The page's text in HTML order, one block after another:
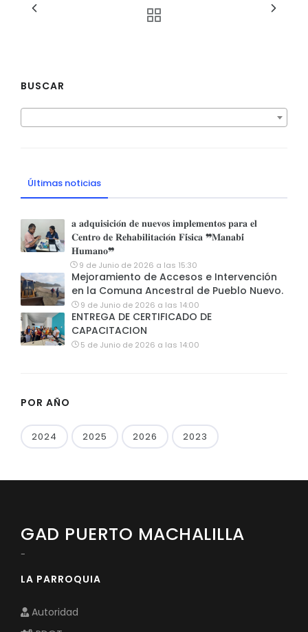
BUSCAR
Últimas noticias
𝐚 𝐚𝐝𝐪𝐮𝐢𝐬𝐢𝐜𝐢𝐨́𝐧 𝐝𝐞 𝐧𝐮𝐞𝐯𝐨𝐬 𝐢𝐦𝐩𝐥𝐞𝐦𝐞𝐧𝐭𝐨𝐬 𝐩𝐚𝐫𝐚 𝐞𝐥
𝐂𝐞𝐧𝐭𝐫𝐨 𝐝𝐞 𝐑𝐞𝐡𝐚𝐛𝐢𝐥𝐢𝐭𝐚𝐜𝐢𝐨́𝐧 𝐅𝐢́𝐬𝐢𝐜𝐚 ❞𝐌𝐚𝐧𝐚𝐛𝐢́
𝐇𝐮𝐦𝐚𝐧𝐨❞
9 de Junio de 2026 a las 15:30
Mejoramiento de Accesos e Intervención
en la Comuna Ancestral de Pueblo Nuevo.
9 de Junio de 2026 a las 14:00
ENTREGA DE CERTIFICADO DE
CAPACITACION
5 de Junio de 2026 a las 14:00
POR AÑO
2024 2025 2026 2023
GAD PUERTO MACHALILLA
-
LA PARROQUIA
Autoridad